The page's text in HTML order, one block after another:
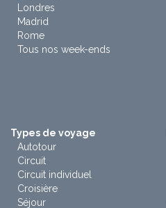
Londres
Madrid
Rome
Tous nos week-ends
Types de voyage
Autotour
Circuit
Circuit individuel
Croisière
Séjour